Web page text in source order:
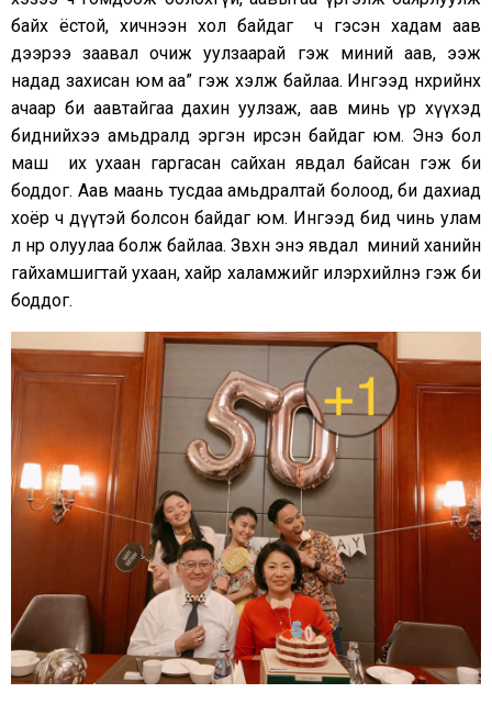
байх ёстой, хичнээн хол байдаг ч гэсэн хадам аав
дээрээ заавал очиж уулзаарай гэж миний аав, ээж
надад захисан юм аа” гэж хэлж байлаа. Ингээд нөхрийнхөө
ачаар би аавтайгаа дахин уулзаж, аав минь үр хүүхэд
биднийхээ амьдралд эргэн ирсэн байдаг юм. Энэ бол
маш их ухаан гаргасан сайхан явдал байсан гэж би
боддог. Аав маань тусдаа амьдралтай болоод, би дахиад
хоёр ч дүүтэй болсон байдаг юм. Ингээд бид чинь улам
л өнөр олуулаа болж байлаа. Зөвхөн энэ явдал миний ханийн
гайхамшигтай ухаан, хайр халамжийг илэрхийлнэ гэж би
боддог.